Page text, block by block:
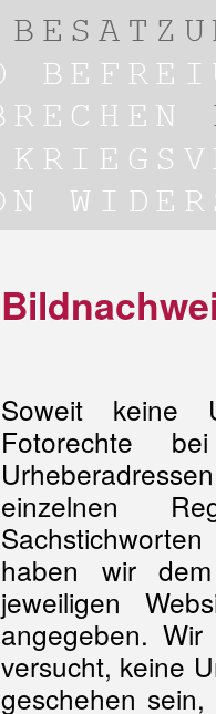
Soweit keine
Fotorechte
einzelnen
haben wir
jeweiligen
angegeben.
versucht, keine
geschehen